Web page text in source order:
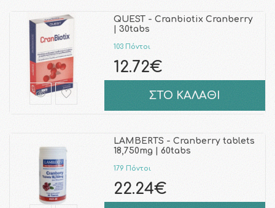
QUEST - Cranbiotix Cranberry
| 30tabs
103 Πόντοι
12.72€
ΣΤΟ ΚΑΛΑΘΙ
LAMBERTS - Cranberry tablets
18,750mg | 60tabs
179 Πόντοι
22.24€